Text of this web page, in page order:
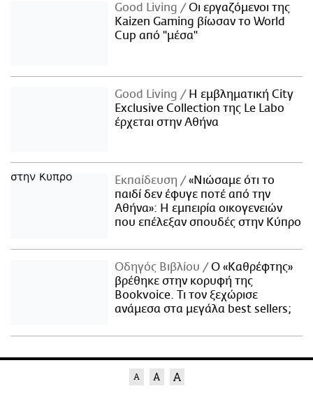
Good Living
Οι εργαζόμενοι της
Kaizen Gaming βίωσαν το World
Cup από "μέσα"
Good Living
Η εμβληματική City
Exclusive Collection της Le Labo
έρχεται στην Αθήνα
Εκπαίδευση
«Νιώσαμε ότι το
παιδί δεν έφυγε ποτέ από την
Αθήνα»: Η εμπειρία οικογενειών
που επέλεξαν σπουδές στην Κύπρο
Οδηγός Βιβλίου
Ο «Καθρέφτης»
βρέθηκε στην κορυφή της
Bookvoice. Τι τον ξεχώρισε
ανάμεσα στα μεγάλα best sellers;